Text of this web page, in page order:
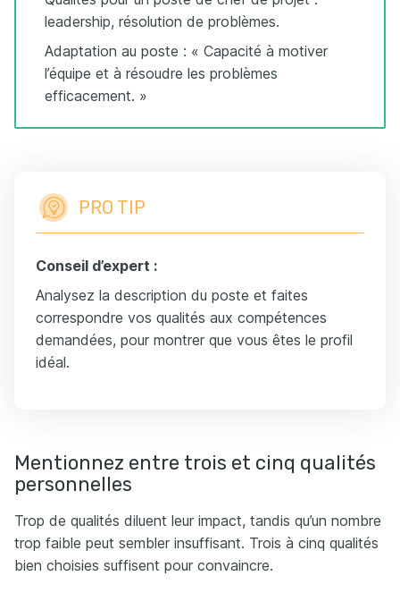
leadership, résolution de problèmes.
Adaptation au poste : « Capacité à motiver
l’équipe et à résoudre les problèmes
efficacement. »
PRO TIP
Conseil d’expert :
Analysez la description du poste et faites
correspondre vos qualités aux compétences
demandées, pour montrer que vous êtes le profil
idéal.
Mentionnez entre trois et cinq qualités
personnelles
Trop de qualités diluent leur impact, tandis qu’un nombre
trop faible peut sembler insuffisant. Trois à cinq qualités
bien choisies suffisent pour convaincre.